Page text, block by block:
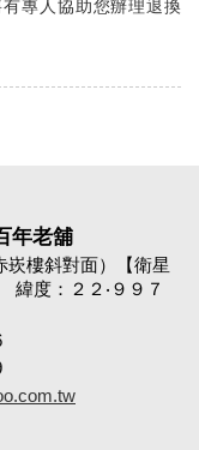
有專人協助您辦理退換
年老舖
崁樓斜對面）【衛星
度：２２‧９９７